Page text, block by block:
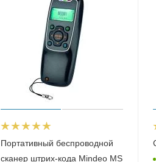
Портативный беспроводной
сканер штрих-кода Mindeo MS